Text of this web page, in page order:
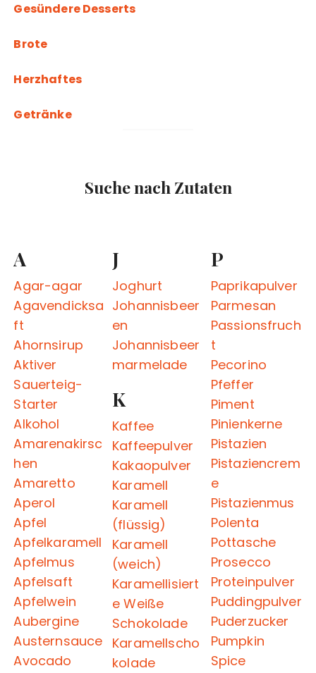
Gesündere Desserts
Brote
Herzhaftes
Getränke
Suche nach Zutaten
A
Agar-agar
Agavendicksa
ft
Ahornsirup
Aktiver
Sauerteig-
Starter
Alkohol
Amarenakirsc
hen
Amaretto
Aperol
Apfel
Apfelkaramell
Apfelmus
Apfelsaft
Apfelwein
Aubergine
Austernsauce
Avocado
J
Joghurt
Johannisbeer
en
Johannisbeer
marmelade
K
Kaffee
Kaffeepulver
Kakaopulver
Karamell
Karamell
(flüssig)
Karamell
(weich)
Karamellisiert
e Weiße
Schokolade
Karamellscho
kolade
P
Paprikapulver
Parmesan
Passionsfruch
t
Pecorino
Pfeffer
Piment
Pinienkerne
Pistazien
Pistaziencrem
e
Pistazienmus
Polenta
Pottasche
Prosecco
Proteinpulver
Puddingpulver
Puderzucker
Pumpkin
Spice